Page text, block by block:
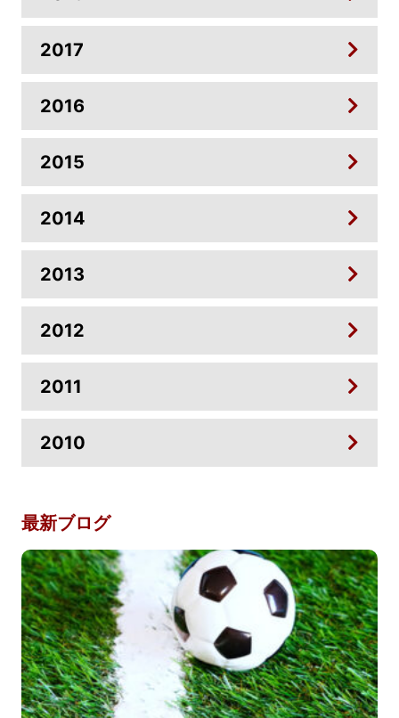
2017
2016
2015
2014
2013
2012
2011
2010
最新ブログ